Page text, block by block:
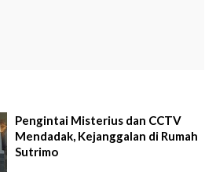
Pengintai Misterius dan CCTV
Mendadak, Kejanggalan di Rumah
Sutrimo